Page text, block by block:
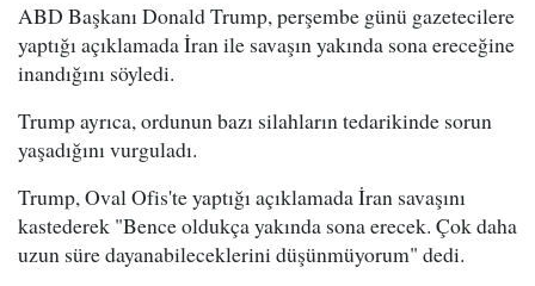
ABD Başkanı Donald Trump, perşembe günü gazetecilere
yaptığı açıklamada İran ile savaşın yakında sona ereceğine
inandığını söyledi.
Trump ayrıca, ordunun bazı silahların tedarikinde sorun
yaşadığını vurguladı.
Trump, Oval Ofis'te yaptığı açıklamada İran savaşını
kastederek "Bence oldukça yakında sona erecek. Çok daha
uzun süre dayanabileceklerini düşünmüyorum" dedi.